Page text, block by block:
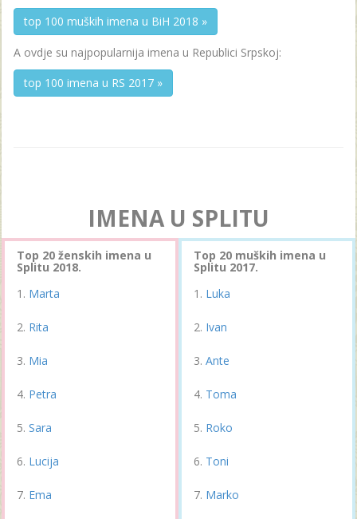
top 100 muških imena u BiH 2018 »
A ovdje su najpopularnija imena u Republici Srpskoj:
top 100 imena u RS 2017 »
IMENA U SPLITU
Top 20 ženskih imena u
Splitu 2018.
Marta
Rita
Mia
Petra
Sara
Lucija
Ema
Top 20 muških imena u
Splitu 2017.
Luka
Ivan
Ante
Toma
Roko
Toni
Marko